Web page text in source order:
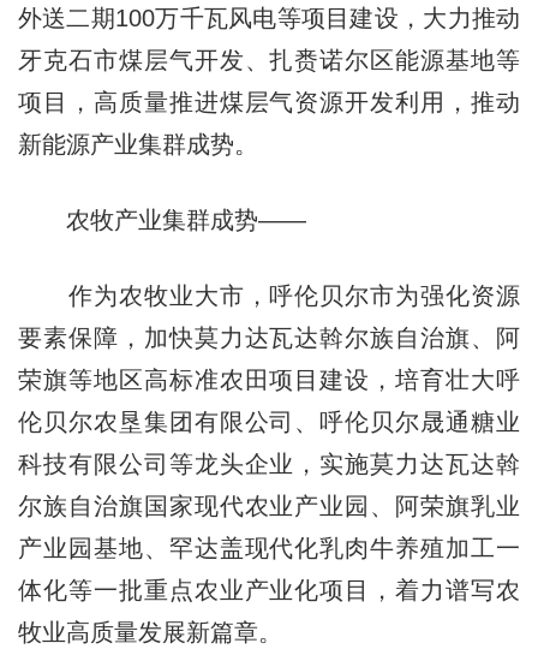
外送二期100万千瓦风电等项目建设，大力推动
牙克石市煤层气开发、扎赉诺尔区能源基地等
项目，高质量推进煤层气资源开发利用，推动
新能源产业集群成势。
农牧产业集群成势——
作为农牧业大市，呼伦贝尔市为强化资源
要素保障，加快莫力达瓦达斡尔族自治旗、阿
荣旗等地区高标准农田项目建设，培育壮大呼
伦贝尔农垦集团有限公司、呼伦贝尔晟通糖业
科技有限公司等龙头企业，实施莫力达瓦达斡
尔族自治旗国家现代农业产业园、阿荣旗乳业
产业园基地、罕达盖现代化乳肉牛养殖加工一
体化等一批重点农业产业化项目，着力谱写农
牧业高质量发展新篇章。